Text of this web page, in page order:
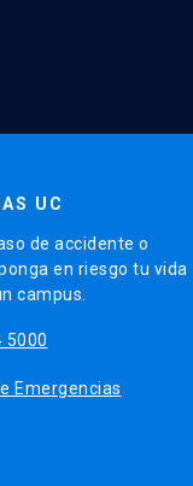
UC
de accidente o
en riesgo tu vida
campus.
5000
Emergencias